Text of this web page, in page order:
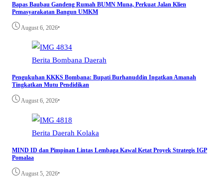
Bapas Baubau Gandeng Rumah BUMN Muna, Perkuat Jalan Klien
Pemasyarakatan Bangun UMKM
August 6, 2026•
Berita Bombana Daerah
Pengukuhan KKKS Bombana: Bupati Burhanuddin Ingatkan Amanah
Tingkatkan Mutu Pendidikan
August 6, 2026•
Berita Daerah Kolaka
MIND ID dan Pimpinan Lintas Lembaga Kawal Ketat Proyek Strategis IGP
Pomalaa
August 5, 2026•